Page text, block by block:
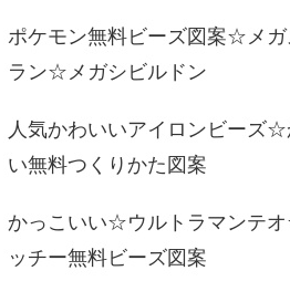
ポケモン無料ビーズ図案☆メガ
ラン☆メガシビルドン
人気かわいいアイロンビーズ
い無料つくりかた図案
かっこいい☆ウルトラマンテ
ッチー無料ビーズ図案